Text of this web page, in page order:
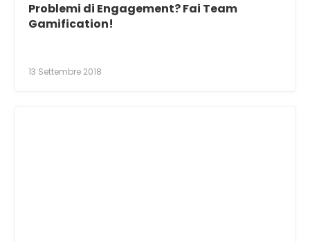
Problemi di Engagement? Fai Team
Gamification!
13 Settembre 2018